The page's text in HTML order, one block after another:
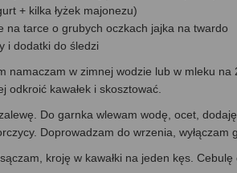
+ kilka łyżek majonezu)
na tarce o grubych oczkach jajka na twardo
i dodatki do śledzi
namaczam w zimnej wodzie lub w mleku
odkroić kawałek i skosztować.
Do garnka wlewam wodę, ocet,
Doprowadzam do wrzenia, wyłączam
kroję w kawałki na jeden kęs.